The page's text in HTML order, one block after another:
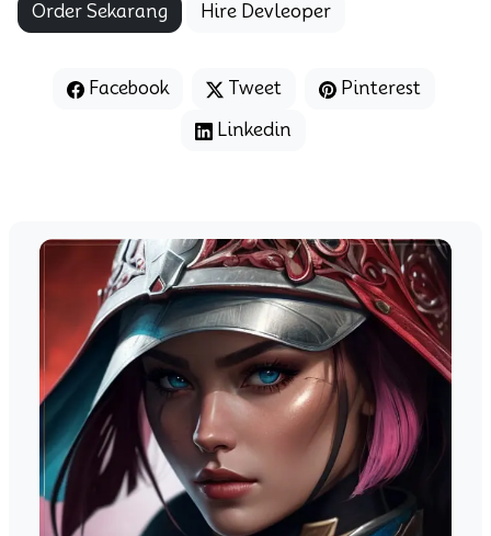
Order Sekarang Hire Devleoper
Facebook Tweet
Pinterest
Linkedin